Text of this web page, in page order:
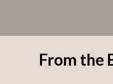
From the